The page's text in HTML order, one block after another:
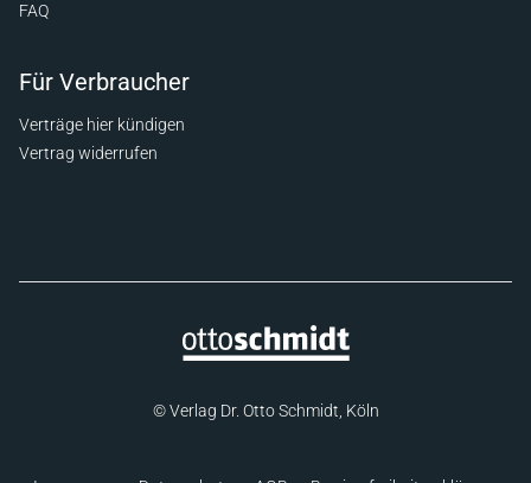
FAQ
Für Verbraucher
Verträge hier kündigen
Vertrag widerrufen
© Verlag Dr. Otto Schmidt, Köln